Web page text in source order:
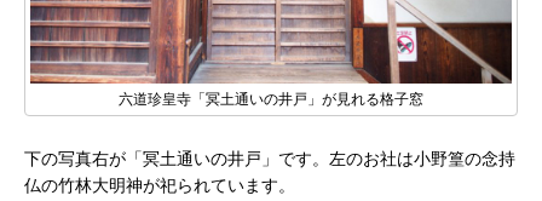
六道珍皇寺「冥土通いの井戸」が見れる格子窓
下の写真右が「冥土通いの井戸」です。左のお社は小野篁の念持
仏の竹林大明神が祀られています。